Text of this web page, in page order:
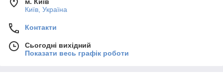
Київ, Україна
Контакти
Сьогодні вихідний
Показати весь графік роботи